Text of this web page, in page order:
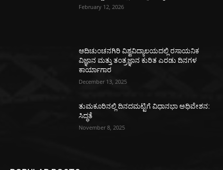
February 12, 2026
ಆದಿಚುಂಚನಗಿರಿ ವಿಶ್ವವಿದ್ಯಾಲಯದಲ್ಲಿ ರಸಾಯನಿಕ
ವಿಜ್ಞಾನ ಮತ್ತು ತಂತ್ರಜ್ಞಾನ ಕುರಿತ ಎರಡು ದಿನಗಳ
ಕಾರ್ಯಾಗಾರ
December 13, 2025
ತುಮಕೂರಿನಲ್ಲಿ ದಿನದಮಟ್ಟಿಗೆ ವಿಧಾನಭಾ ಅಧಿವೇಶನ:
ಸಿದ್ಧತೆ
November 8, 2025